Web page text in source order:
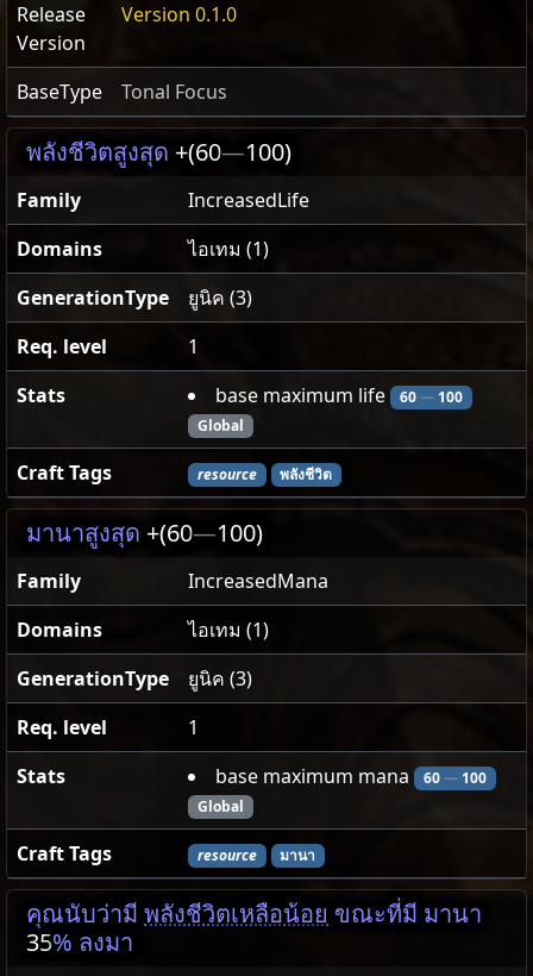
Release
Version
Version 0.1.0
BaseType Tonal Focus
พลังชีวิตสูงสุด +(60—100)
Family
IncreasedLife
Domains
ไอเทม (1)
GenerationType
ยูนิค (3)
Req. level
1
Stats
base maximum life 60—100
Global
Craft Tags resource พลังชีวิต
มานาสูงสุด +(60—100)
Family
IncreasedMana
Domains
ไอเทม (1)
GenerationType
ยูนิค (3)
Req. level
1
Stats
base maximum mana 60—100
Global
Craft Tags resource มานา
คุณนับว่ามี พลังชีวิตเหลือน้อย ขณะที่มี มานา
35% ลงมา